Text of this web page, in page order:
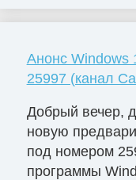
Анонс Windows
25997 (канал
Добрый вечер,
новую
под номером
программы